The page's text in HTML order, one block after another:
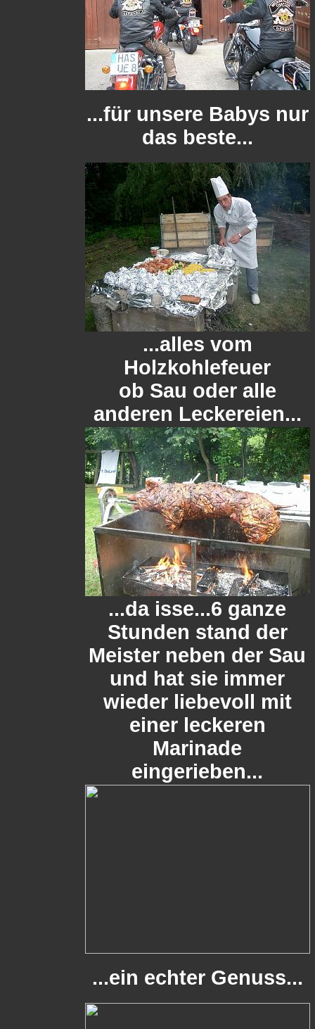
...für unsere Babys nur
das beste...
...alles vom
Holzkohlefeuer
ob Sau oder alle
anderen Leckereien...
...da isse...6 ganze
Stunden stand der
Meister neben der Sau
und hat sie immer
wieder liebevoll mit
einer leckeren
Marinade
eingerieben...
...ein echter Genuss...